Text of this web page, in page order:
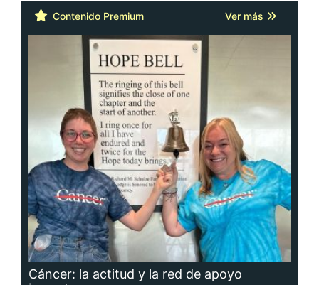
Contenido Premium Ver más
Cáncer: la actitud y la red de apoyo